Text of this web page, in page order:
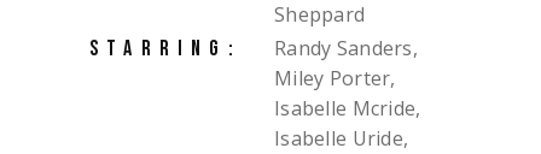
Sheppard
STARRING:
Randy Sanders,
Miley Porter,
Isabelle Mcride,
Isabelle Uride,